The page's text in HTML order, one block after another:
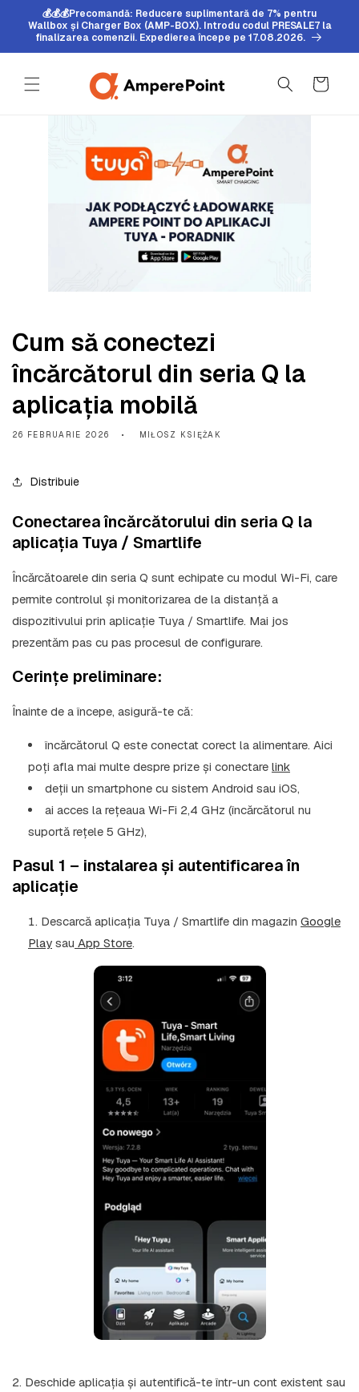
Sari la
conținut
💰💰💰Precomandă: Reducere suplimentară de 7% pentru
Wallbox și Charger Box (AMP-BOX). Introdu codul PRESALE7 la
finalizarea comenzii. Expedierea începe pe 17.08.2026.
Coș
Cum să conectezi
încărcătorul din seria Q la
aplicația mobilă
26 FEBRUARIE 2026 MIŁOSZ KSIĘŻAK
Distribuie
Conectarea încărcătorului din seria Q la
aplicația Tuya / Smartlife
Încărcătoarele din seria Q sunt echipate cu modul Wi-Fi, care
permite controlul și monitorizarea de la distanță a
dispozitivului prin aplicație Tuya / Smartlife. Mai jos
prezentăm pas cu pas procesul de configurare.
Cerințe preliminare:
Înainte de a începe, asigură-te că:
încărcătorul Q este conectat corect la alimentare. Aici
poți afla mai multe despre prize și conectare link
deții un smartphone cu sistem Android sau iOS,
ai acces la rețeaua Wi-Fi 2,4 GHz (încărcătorul nu
suportă rețele 5 GHz),
Pasul 1 – instalarea și autentificarea în
aplicație
Descarcă aplicația Tuya / Smartlife din magazin Google
Play sau App Store.
2. Deschide aplicația și autentifică-te într-un cont existent sau